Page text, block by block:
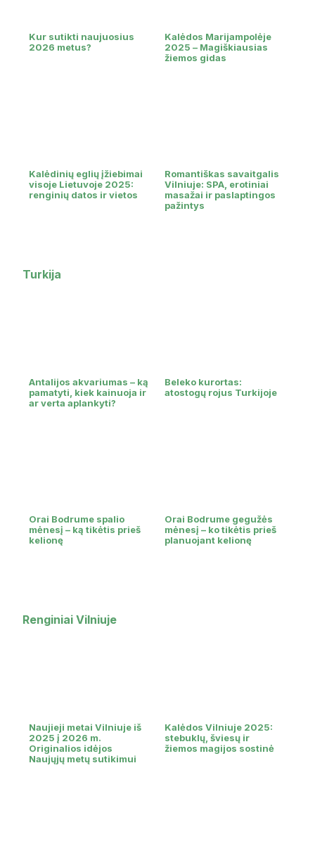
Kur sutikti naujuosius
2026 metus?
Kalėdos Marijampolėje
2025 – Magiškiausias
žiemos gidas
Kalėdinių eglių įžiebimai
visoje Lietuvoje 2025:
renginių datos ir vietos
Romantiškas savaitgalis
Vilniuje: SPA, erotiniai
masažai ir paslaptingos
pažintys
Turkija
Antalijos akvariumas – ką
pamatyti, kiek kainuoja ir
ar verta aplankyti?
Beleko kurortas:
atostogų rojus Turkijoje
Orai Bodrume spalio
mėnesį – ką tikėtis prieš
kelionę
Orai Bodrume gegužės
mėnesį – ko tikėtis prieš
planuojant kelionę
Renginiai Vilniuje
Naujieji metai Vilniuje iš
2025 į 2026 m.
Originalios idėjos
Naujųjų metų sutikimui
Kalėdos Vilniuje 2025:
stebuklų, šviesų ir
žiemos magijos sostinė